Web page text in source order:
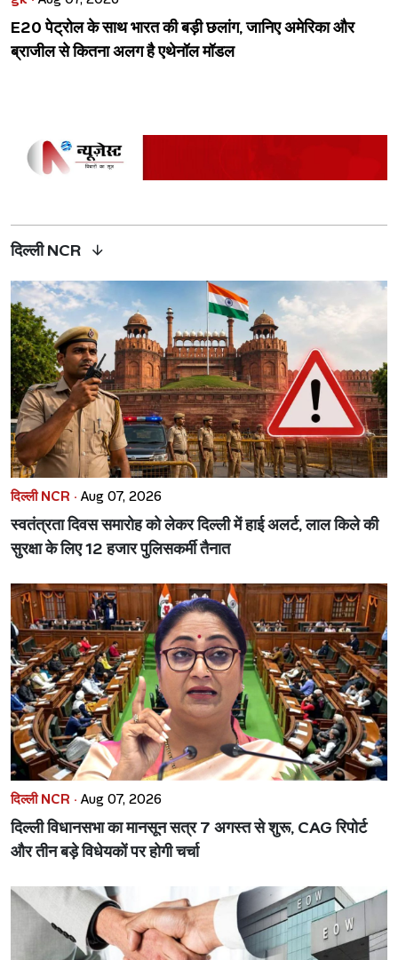
E20 पेट्रोल के साथ भारत की बड़ी छलांग, जानिए अमेरिका और
ब्राजील से कितना अलग है एथेनॉल मॉडल
दिल्ली NCR
दिल्ली NCR · Aug 07, 2026
स्वतंत्रता दिवस समारोह को लेकर दिल्ली में हाई अलर्ट, लाल किले की
सुरक्षा के लिए 12 हजार पुलिसकर्मी तैनात
दिल्ली NCR · Aug 07, 2026
दिल्ली विधानसभा का मानसून सत्र 7 अगस्त से शुरू, CAG रिपोर्ट
और तीन बड़े विधेयकों पर होगी चर्चा